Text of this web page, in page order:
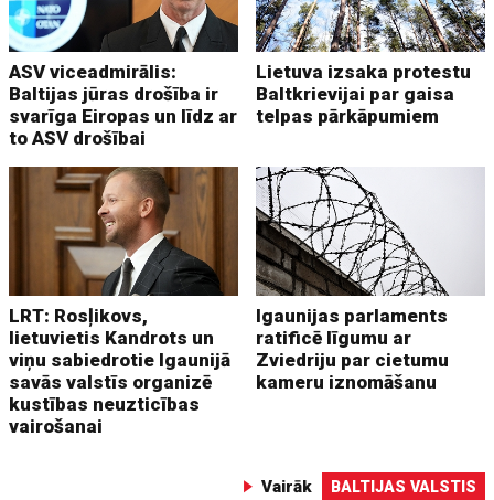
ASV viceadmirālis:
Baltijas jūras drošība ir
svarīga Eiropas un līdz ar
to ASV drošībai
Lietuva izsaka protestu
Baltkrievijai par gaisa
telpas pārkāpumiem
LRT: Rosļikovs,
lietuvietis Kandrots un
viņu sabiedrotie Igaunijā
savās valstīs organizē
kustības neuzticības
vairošanai
Igaunijas parlaments
ratificē līgumu ar
Zviedriju par cietumu
kameru iznomāšanu
Vairāk BALTIJAS VALSTIS